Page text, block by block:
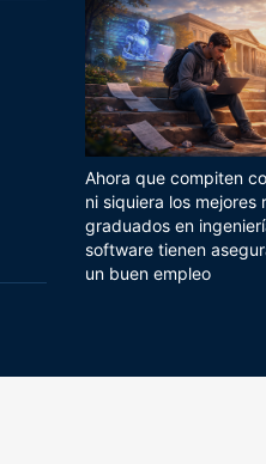
Ahora que compiten
ni siquiera los mejores
graduados en
software tienen
un buen empleo